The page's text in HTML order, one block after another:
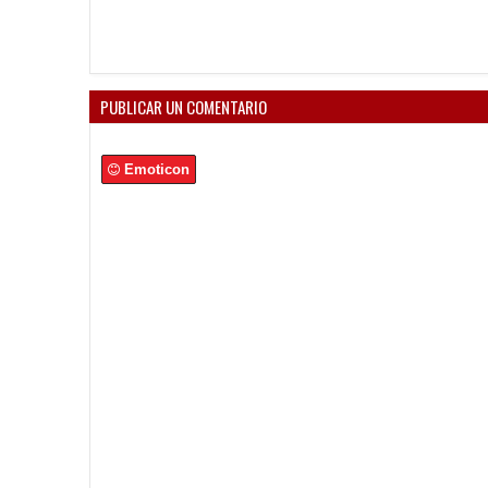
PUBLICAR UN COMENTARIO
Emoticon